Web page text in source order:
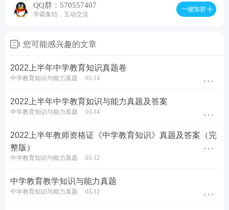
QQ群：570557407
学霸集结，互动交流
一键加群
您可能感兴趣的文章
2022上半年中学教育知识真题卷
中学教育知识与能力真题 03-14
2022上半年中学教育如识与能力真题及答案
中学教育知识与能力真题 03-14
2022上半年教师资格证《中学教育知识》真题及答案（完
整版）
中学教育知识与能力真题 03-12
中学教育教学知识与能力真题
中学教育知识与能力真题 03-12